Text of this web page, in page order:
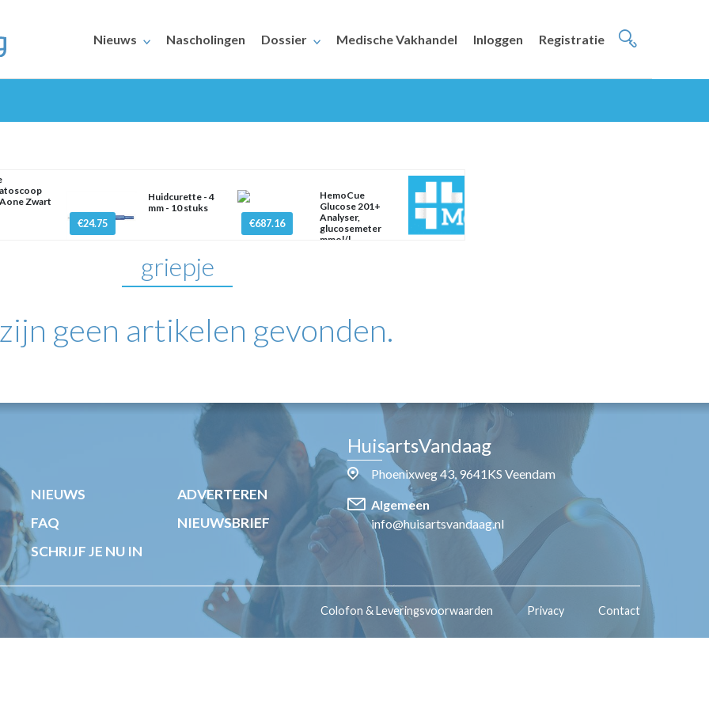
Nieuws Nascholingen Dossier Medische Vakhandel Inloggen Registratie
Zwart
€24.75
Huidcurette - 4
mm - 10 stuks
€687.16
HemoCue
Glucose 201+
Analyser,
glucosemeter
mmol/l
griepje
geen artikelen gevonden.
NIEUWS
ADVERTEREN
FAQ
NIEUWSBRIEF
SCHRIJF JE NU IN
HuisartsVandaag
Phoenixweg 43, 9641KS Veendam
Algemeen
info@huisartsvandaag.nl
Colofon & Leveringsvoorwaarden Privacy Contact